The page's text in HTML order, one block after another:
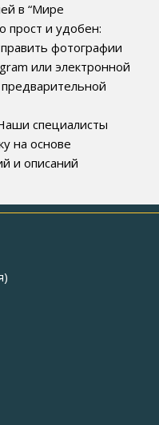
в “Мире
прост и удобен:
фотографии
или электронной
специалисты
на основе
и описаний